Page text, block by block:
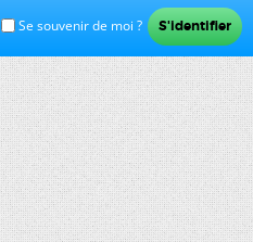
Se souvenir de moi ?